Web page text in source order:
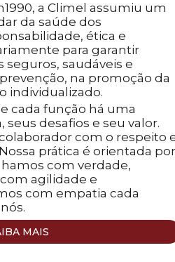
a Climel assumiu um
da saúde dos
ética e
para garantir
saudáveis e
na promoção da
individualizado.
cada função há uma
seus desafios e seu valor.
com o respeito
prática é orientada por
com verdade,
agilidade e
com empatia cada
MAIS